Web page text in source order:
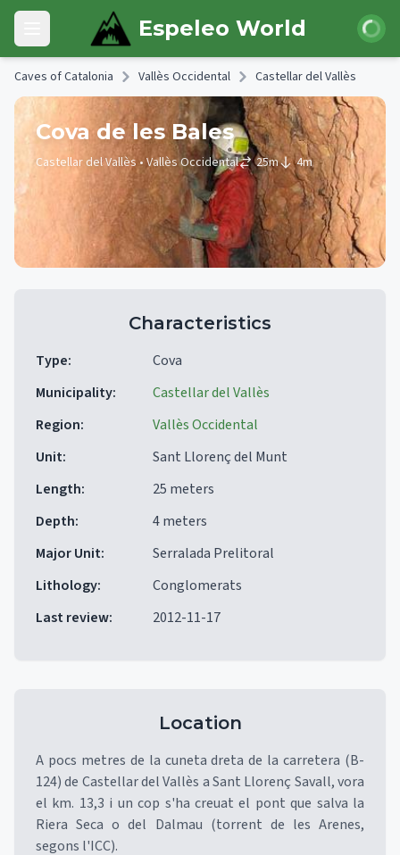
Skip to main content
Open main menu Espeleo World Login
Caves of Catalonia Vallès Occidental Castellar del Vallès
Cova de les Bales
Castellar del Vallès • Vallès Occidental 25m 4m
Characteristics
Type:
Cova
Municipality:
Castellar del Vallès
Region:
Vallès Occidental
Unit:
Sant Llorenç del Munt
Length:
25 meters
Depth:
4 meters
Major Unit:
Serralada Prelitoral
Lithology:
Conglomerats
Last review: 2012-11-17
Location
A pocs metres de la cuneta dreta de la carretera (B-
124) de Castellar del Vallès a Sant Llorenç Savall, vora
el km. 13,3 i un cop s'ha creuat el pont que salva la
Riera Seca o del Dalmau (torrent de les Arenes,
segons l'ICC).